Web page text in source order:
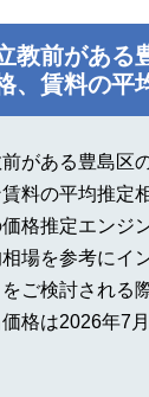
教前がある
、賃料の平
がある豊島区
料の平均推定
格推定エンジ
場を参考にイ
ご検討される
格は2026年7